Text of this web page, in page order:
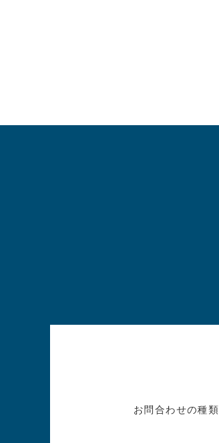
お問合わせの種類